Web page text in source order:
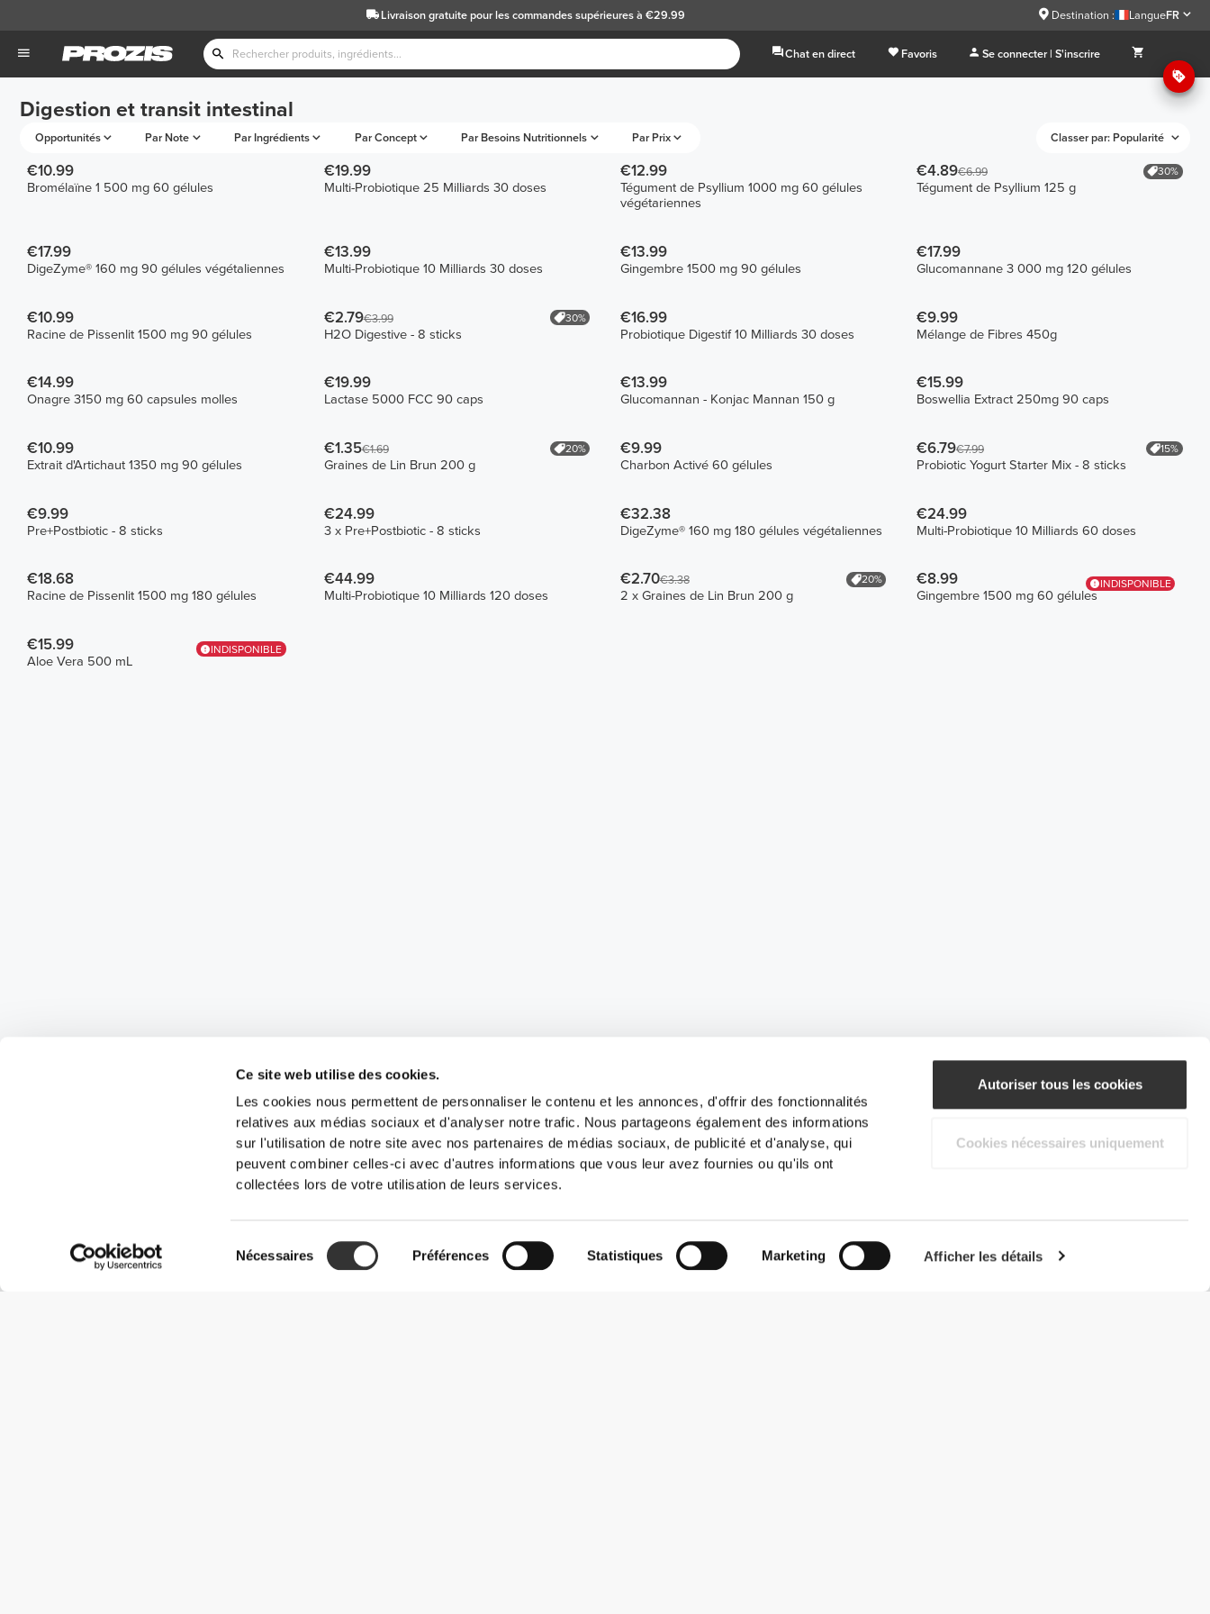
Ce site web utilise des cookies.
Les cookies nous permettent de personnaliser le contenu et les annonces, d'offrir des fonctionnalités
relatives aux médias sociaux et d'analyser notre trafic. Nous partageons également des informations
sur l'utilisation de notre site avec nos partenaires de médias sociaux, de publicité et d'analyse, qui
peuvent combiner celles-ci avec d'autres informations que vous leur avez fournies ou qu'ils ont
collectées lors de votre utilisation de leurs services.
du
Nécessaires Préférences Statistiques Marketing Afficher les détails
Autoriser tous les cookies
Cookies nécessaires uniquement
Livraison gratuitepour les commandes supérieures à €29.99 Destination : LangueFR
Chat en direct Favoris Se connecter | S'inscrire
Digestion et transit intestinal
Opportunités Par Note Par Ingrédients Par Concept Par Besoins Nutritionnels Par Prix Classer par: Popularité
€10.99
Bromélaïne 1 500 mg 60 gélules
€19.99
Multi-Probiotique 25 Milliards 30 doses
€12.99
Tégument de Psyllium 1000 mg 60 gélules
végétariennes
€4.89€6.99 30%
Tégument de Psyllium 125 g
€17.99
DigeZyme® 160 mg 90 gélules végétaliennes
€13.99
Multi-Probiotique 10 Milliards 30 doses
€13.99
Gingembre 1500 mg 90 gélules
€17.99
Glucomannane 3 000 mg 120 gélules
€10.99
Racine de Pissenlit 1500 mg 90 gélules
€2.79€3.99 30%
H2O Digestive - 8 sticks
€16.99
Probiotique Digestif 10 Milliards 30 doses
€9.99
Mélange de Fibres 450g
€14.99
Onagre 3150 mg 60 capsules molles
€19.99
Lactase 5000 FCC 90 caps
€13.99
Glucomannan - Konjac Mannan 150 g
€15.99
Boswellia Extract 250mg 90 caps
€10.99
Extrait d'Artichaut 1350 mg 90 gélules
€1.35€1.69 20%
Graines de Lin Brun 200 g
€9.99
Charbon Activé 60 gélules
€6.79€7.99 15%
Probiotic Yogurt Starter Mix - 8 sticks
€9.99
Pre+Postbiotic - 8 sticks
€24.99
3 x Pre+Postbiotic - 8 sticks
€32.38
DigeZyme® 160 mg 180 gélules végétaliennes
€24.99
Multi-Probiotique 10 Milliards 60 doses
€18.68
Racine de Pissenlit 1500 mg 180 gélules
€44.99
Multi-Probiotique 10 Milliards 120 doses
€2.70€3.38 20%
2 x Graines de Lin Brun 200 g
INDISPONIBLE
€8.99
Gingembre 1500 mg 60 gélules
INDISPONIBLE
€15.99
Aloe Vera 500 mL